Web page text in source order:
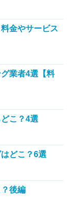
金やサービス
業者4選【料
こ？4選
どこ？6選
後編